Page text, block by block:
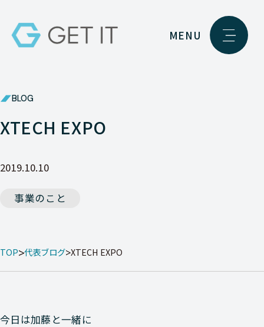
MENU
BLOG
XTECH EXPO
2019.10.10
事業のこと
TOP 代表ブログ XTECH EXPO
今日は加藤と一緒に